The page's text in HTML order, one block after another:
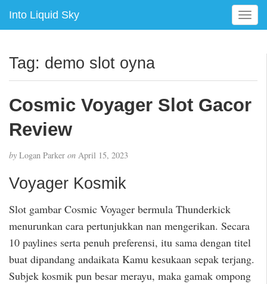
Into Liquid Sky
T
o
e
a
Tag: demo slot oyna
Cosmic Voyager Slot Gacor
Review
by Logan Parker on April 15, 2023
Voyager Kosmik
Slot gambar Cosmic Voyager bermula Thunderkick
menurunkan cara pertunjukkan nan mengerikan. Secara
10 paylines serta penuh preferensi, itu sama dengan titel
buat dipandang andaikata Kamu kesukaan sepak terjang.
Subjek kosmik pun besar merayu, maka gamak ompong